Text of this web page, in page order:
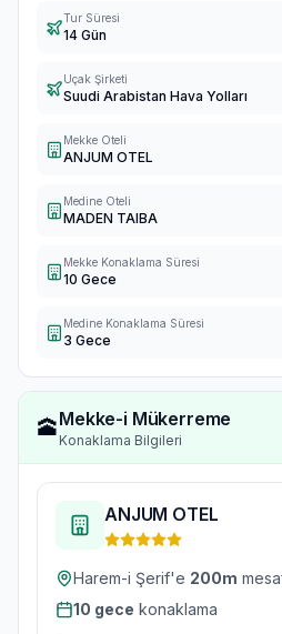
Tur Süresi
14 Gün
Uçak Şirketi
Suudi Arabistan Hava Yolları
Mekke Oteli
ANJUM OTEL
Medine Oteli
MADEN TAIBA
Mekke Konaklama Süresi
10 Gece
Medine Konaklama Süresi
3 Gece
🕋Mekke-i Mükerreme
Konaklama Bilgileri
ANJUM OTEL
Harem-i Şerif'e 200m
10 gece konaklama